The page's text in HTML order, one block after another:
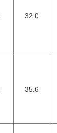
32.0
35.6